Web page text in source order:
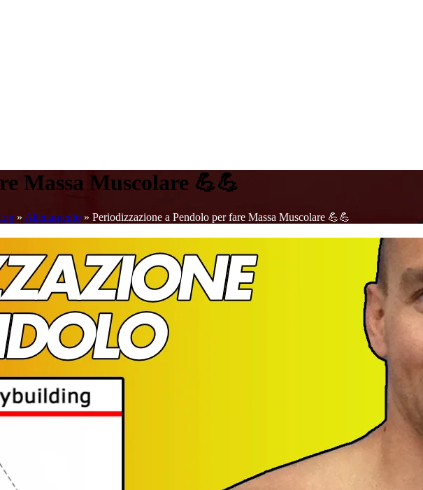
Massa Muscolare 💪💪
» Allenamento» Periodizzazione a Pendolo per fare Massa Muscolare 💪💪